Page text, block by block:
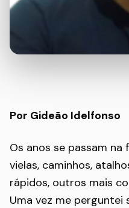
Por Gideão Idelfonso
Os anos se passam na
vielas, caminhos,
rápidos, outros mais
Uma vez me